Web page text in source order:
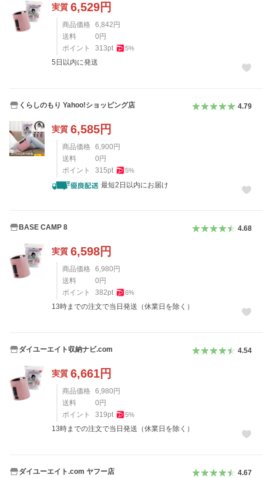
実質 6,529円
商品価格 6,842 円
送料
0 円
ポイント
313pt 5%
5日以内に発送
くらしのもり Yahoo!ショッピング店 4.79
実質 6,585円
商品価格 6,900 円
送料
0 円
ポイント
315pt 5%
最短2日以内にお届け
BASE CAMP 8 4.68
実質 6,598円
商品価格 6,980 円
送料
0 円
ポイント
382pt 6%
13時までの注文で当日発送（休業日を除く）
ダイユーエイト収納ナビ.com 4.54
実質 6,661円
商品価格 6,980 円
送料
0 円
ポイント
319pt 5%
13時までの注文で当日発送（休業日を除く）
ダイユーエイト.com ヤフー店 4.67